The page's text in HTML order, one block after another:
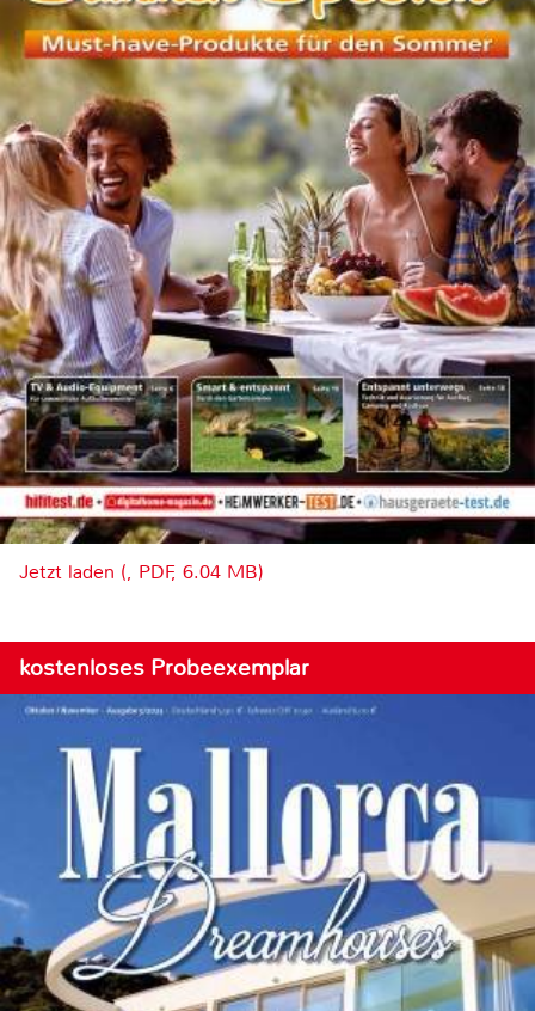
Jetzt laden (, PDF, 6.04 MB)
kostenloses Probeexemplar